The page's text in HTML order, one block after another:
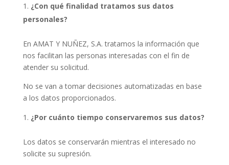
¿Con qué finalidad tratamos sus datos
personales?
En AMAT Y NUÑEZ, S.A. tratamos la información que
nos facilitan las personas interesadas con el fin de
atender su solicitud.
No se van a tomar decisiones automatizadas en base
a los datos proporcionados.
¿Por cuánto tiempo conservaremos sus datos?
Los datos se conservarán mientras el interesado no
solicite su supresión.